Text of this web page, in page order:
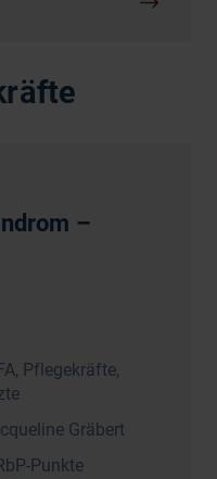
–
Pflegekräfte,
Gräbert
Punkte